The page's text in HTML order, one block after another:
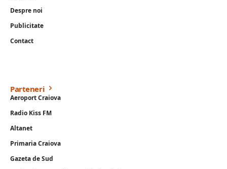
Despre noi
Publicitate
Contact
Parteneri
Aeroport Craiova
Radio Kiss FM
Altanet
Primaria Craiova
Gazeta de Sud